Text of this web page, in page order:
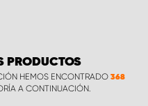
PRODUCTOS
HEMOS ENCONTRADO 368
A CONTINUACIÓN.